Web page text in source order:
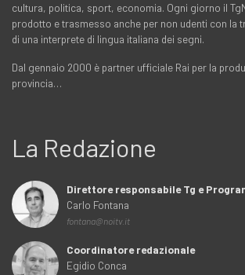
cultura, politica, sport, economia. Ogni giorno il
prodotto e trasmesso anche per non udenti con la
di una interprete di lingua italiana dei segni.
Dal gennaio 2000 è partner ufficiale Rai per la
provincia…
La Redazione
Direttore responsabile Tg e
Carlo Fontana
fontana@noitv.it
Coordinatore redazionale
Egidio Conca